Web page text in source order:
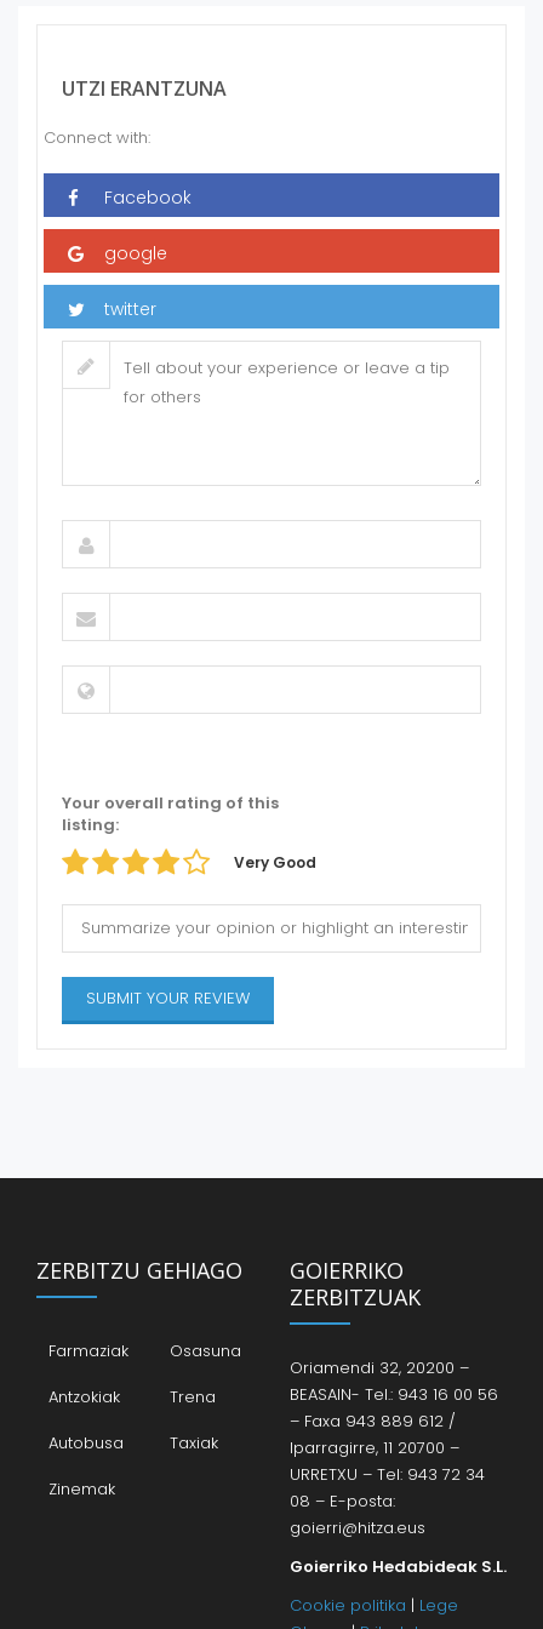
UTZI ERANTZUNA
Connect with:
Your overall rating of this
listing:
Very Good
ZERBITZU GEHIAGO
Farmaziak
Osasuna
Antzokiak
Trena
Autobusa
Taxiak
Zinemak
GOIERRIKO
ZERBITZUAK
Oriamendi 32, 20200 –
BEASAIN- Tel.: 943 16 00 56
– Faxa 943 889 612 /
Iparragirre, 11 20700 –
URRETXU – Tel: 943 72 34
08 – E-posta:
goierri@hitza.eus
Goierriko Hedabideak S.L.
Cookie politika | Lege